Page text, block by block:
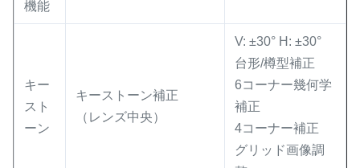
機能
キー
スト
ーン
キーストーン補正
（レンズ中央）
V: ±30° H: ±30°
台形/樽型補正
6コーナー幾何学
補正
4コーナー補正
グリッド画像調